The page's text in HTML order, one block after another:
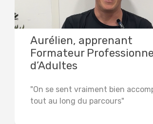
Aurélien, apprenant
Formateur
d’Adultes
"On se sent vraiment bien
tout au long du parcours"